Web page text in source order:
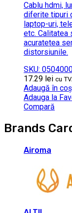
Cablu hdmi,
diferite tipuri
laptop-uri,
etc. Calitatea
acuratetea
distorsiunile.
SKU:
17.29 lei cu
Adaugă în coș
Adauga la
Compară
Brands
Airoma